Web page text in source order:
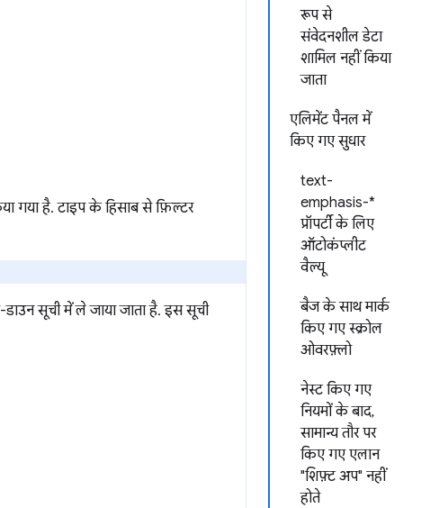
रूप से
संवेदनशील डेटा
शामिल नहीं किया
जाता
एलिमेंट पैनल में
किए गए सुधार
text-
emphasis-*
प्रॉपर्टी के लिए
ऑटोकंप्लीट
वैल्यू
बैज के साथ मार्क
किए गए स्क्रोल
ओवरफ़्लो
नेस्ट किए गए
नियमों के बाद,
सामान्य तौर पर
किए गए एलान
"शिफ़्ट अप" नहीं
होते
गया है. टाइप के हिसाब से फ़िल्टर
सूची में ले जाया जाता है. इस सूची